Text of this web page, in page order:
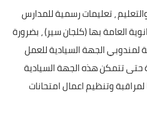
، تعليمات رسمية للمدارس
العامة بها (كلجان سير) ، بضرورة
لمندوبي الجهة السيادية للعمل
على مدار الـ 24 ساعة حتى تتمكن هذه الجهة السيادية
وتنظيم اعمال امتحانات